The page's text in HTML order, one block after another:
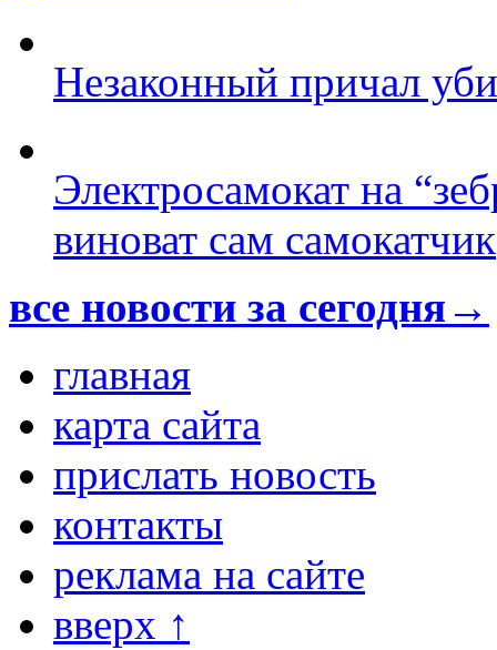
Незаконный причал
Электросамокат на
виноват сам самокатчик
все новости за сегодня→
главная
карта сайта
прислать новость
контакты
реклама на сайте
вверх ↑